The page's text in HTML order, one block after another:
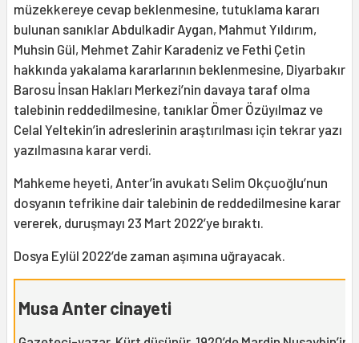
müzekkereye cevap beklenmesine, tutuklama kararı
bulunan sanıklar Abdulkadir Aygan, Mahmut Yıldırım,
Muhsin Gül, Mehmet Zahir Karadeniz ve Fethi Çetin
hakkında yakalama kararlarının beklenmesine, Diyarbakır
Barosu İnsan Hakları Merkezi’nin davaya taraf olma
talebinin reddedilmesine, tanıklar Ömer Özüyılmaz ve
Celal Yeltekin’in adreslerinin araştırılması için tekrar yazı
yazılmasına karar verdi.
Mahkeme heyeti, Anter’in avukatı Selim Okçuoğlu’nun
dosyanın tefrikine dair talebinin de reddedilmesine karar
vererek, duruşmayı 23 Mart 2022’ye bıraktı.
Dosya Eylül 2022’de zaman aşımına uğrayacak.
Musa Anter cinayeti